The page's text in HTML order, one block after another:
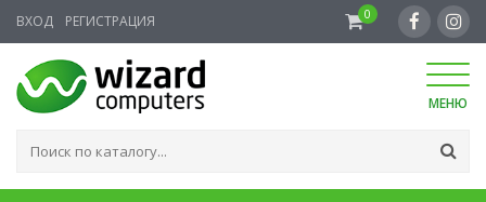
ВХОД РЕГИСТРАЦИЯ 0
МЕНЮ